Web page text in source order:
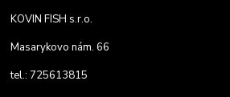
KOVIN FISH s.r.o.
Masarykovo nám. 66
tel.: 725613815